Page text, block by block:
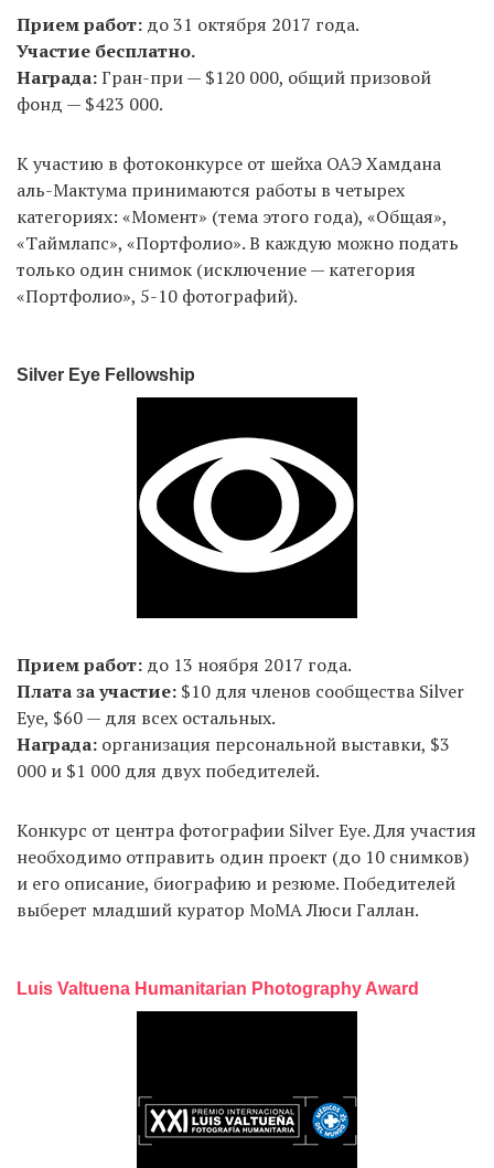
Прием работ: до 31 октября 2017 года.
Участие бесплатно.
Награда:Гран-при — $120 000, общий призовой
фонд — $423 000.
К участию в фотоконкурсе от шейха ОАЭ Хамдана
аль-Мактума принимаются работы в четырех
категориях: «Момент» (тема этого года), «Общая»,
«Таймлапс», «Портфолио». В каждую можно подать
только один снимок (исключение — категория
«Портфолио», 5-10 фотографий).
Silver Eye Fellowship
Прием работ: до 13 ноября 2017 года.
Плата за участие: $10 для членов сообщества Silver
Eye, $60 — для всех остальных.
Награда: организация персональной выставки, $3
000 и $1 000 для двух победителей.
Конкурс от центра фотографии Silver Eye. Для участия
необходимо отправить один проект (до 10 снимков)
и его описание, биографию и резюме. Победителей
выберет младший куратор MoMA Люси Галлан.
Luis Valtuena Humanitarian Photography Award